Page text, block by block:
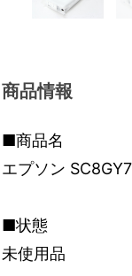
商品情報
■商品名
エプソン
■状態
未使用品